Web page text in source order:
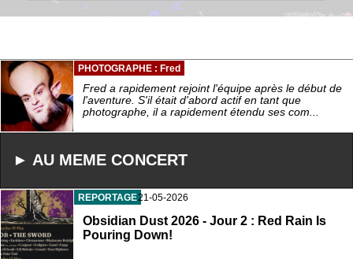
PHOTOGRAPHE : Fred
Fred a rapidement rejoint l'équipe après le début de
l'aventure. S'il était d'abord actif en tant que
photographe, il a rapidement étendu ses com...
► AU MEME CONCERT
REPORTAGE21-05-2026
Obsidian Dust 2026 - Jour 2 : Red Rain Is
Pouring Down!